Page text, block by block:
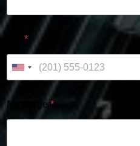
*
Message*